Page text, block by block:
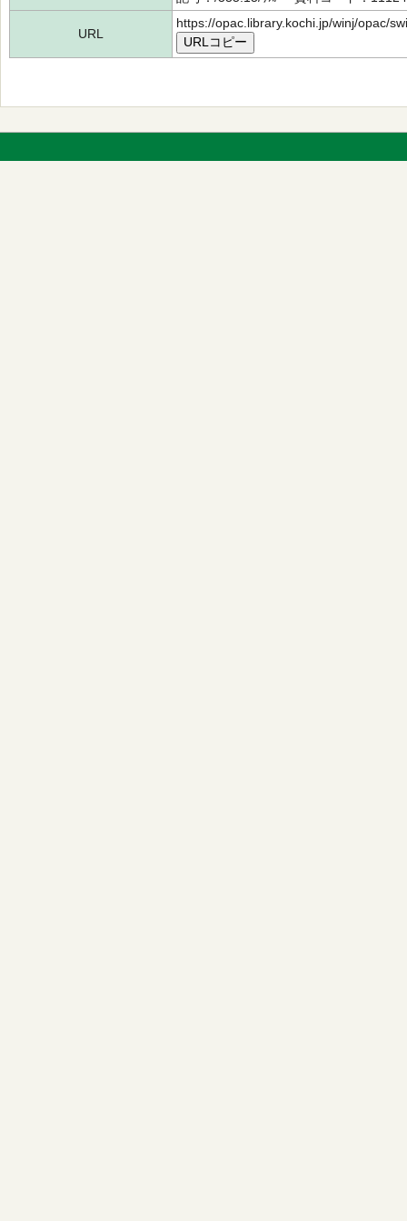
URL
https://opac.library.kochi.jp/winj/opac/
URLコピー